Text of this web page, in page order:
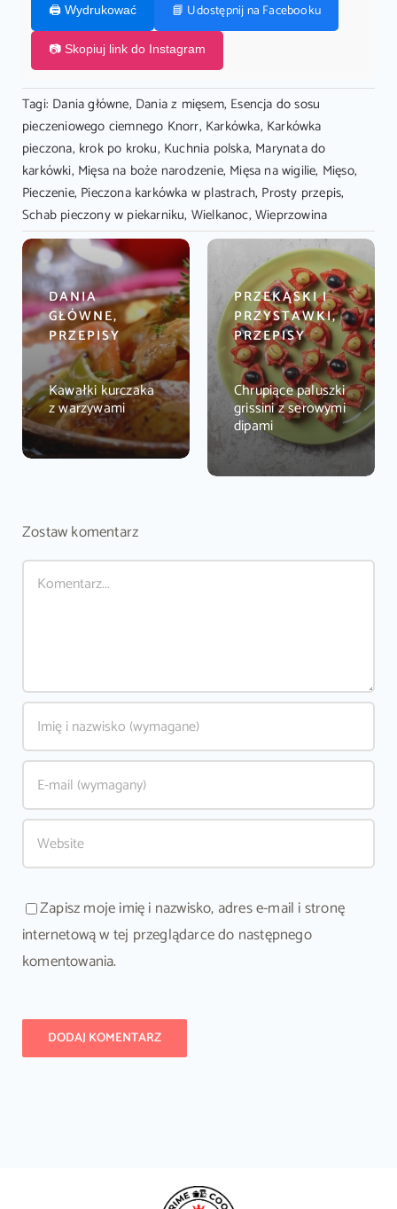
🖨️ Wydrukować 📘 Udostępnij na Facebooku
📷 Skopiuj link do Instagram
Tagi: Dania główne, Dania z mięsem, Esencja do sosu
pieczeniowego ciemnego Knorr, Karkówka, Karkówka
pieczona, krok po kroku, Kuchnia polska, Marynata do
karkówki, Mięsa na boże narodzenie, Mięsa na wigilie, Mięso,
Pieczenie, Pieczona karkówka w plastrach, Prosty przepis,
Schab pieczony w piekarniku, Wielkanoc,Wieprzowina
DANIA
GŁÓWNE,
PRZEPISY
Kawałki kurczaka
z warzywami
PRZEKĄSKI I
PRZYSTAWKI,
PRZEPISY
Chrupiące paluszki
grissini z serowymi
dipami
Zostaw komentarz
Comment
Zapisz moje imię i nazwisko, adres e-mail i stronę
internetową w tej przeglądarce do następnego
komentowania.